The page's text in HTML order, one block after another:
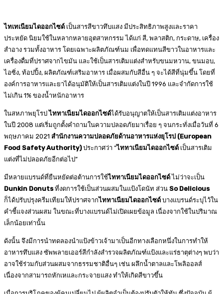
ไทเทเนียมไดออกไซด์ เป็นสารสีขาวทึบแสง มีประสิทธิภาพสูงและราคา
ประหยัด นิยมใช้ในหลากหลายอุตสาหกรรม ได้แก่ สี, พลาสติก, กระดาษ, เครื่อง
สำอาง รวมทั้งอาหาร โดยเฉพาะผลิตภัณฑ์นม เพื่อทดแทนสีขาวในอาหารและ
เครื่องดื่มที่ปราศจากไขมัน และใช้เป็นสารเติมแต่งสำหรับขนมหวาน, ขนมอบ,
ไอซิ่ง, ท้อปปิ้ง, ผลิตภัณฑ์เสริมอาหาร เมื่อผสมกับสีอื่น ๆ จะได้สีที่นุ่มขึ้น โดยที่
องค์การอาหารและยาได้อนุมัติให้เป็นสารเติมแต่งในปี 1996 และจำกัดการใช้
ไม่เกิน 1% ของน้ำหนักอาหาร
ในสหภาพยุโรปไททาเนียมไดออกไซด์ได้รับอนุญาตให้เป็นสารเติมแต่งอาหาร
ในปี 2008 แต่เริ่มถูกตั้งคำถามในความปลอดภัยมาเรื่อย ๆ จนกระทั่งเมื่อวันที่ 6
พฤษภาคม 2021 สำนักงานความปลอดภัยด้านอาหารแห่งยุโรป (European
Food Safety Authority)ประกาศว่า “ไททาเนียมไดออกไซด์ เป็นสารเติม
แต่งที่ไม่ปลอดภัยอีกต่อไป”
มีหลายแบรนด์ที่ยืนหยัดต่อต้านการใช้ไททาเนียมไดออกไซด์ไม่ว่าจะเป็น
Dunkin Donutsที่งดการใช้เป็นส่วนผสมในแป้งโดนัท ส่วน So Delicious
ก็ได้ปรับปรุงครีมเทียมให้ปราศจากไททาเนียมไดออกไซด์ บางแบรนด์ระบุไว้ใน
คำชี้แจงส่วนผสม ในขณะที่บางแบรนด์ไม่เปิดเผยข้อมูล เนื่องจากใช้ในปริมาณ
เล็กน้อยเท่านั้น
ดังนั้น จึงมีการนำทดลองนำแป้งข้าวเจ้ามาเป็นอีกทางเลือกหนึ่งในการทำให้
อาหารทึบแสง ซัพพลายเออร์สีกำลังสำรวจผลิตภัณฑ์แป้งและแร่ธาตุต่างๆ พบว่า
อาจใช้ร่วมกับส่วนผสมจากธรรมชาติอื่นๆ เช่น ผลึกน้ำตาลและโพลิออลส์
เนื่องจากสามารถหักเหและกระจายแสง ทำให้เกิดสีขาวขึ้น